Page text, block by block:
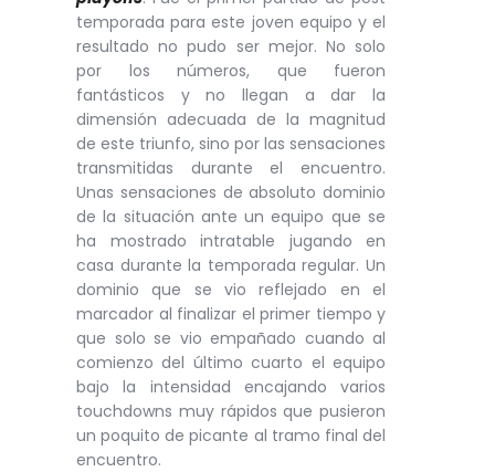
temporada para este joven equipo y el
resultado no pudo ser mejor. No solo
por los números, que fueron
fantásticos y no llegan a dar la
dimensión adecuada de la magnitud
de este triunfo, sino por las sensaciones
transmitidas durante el encuentro.
Unas sensaciones de absoluto dominio
de la situación ante un equipo que se
ha mostrado intratable jugando en
casa durante la temporada regular. Un
dominio que se vio reflejado en el
marcador al finalizar el primer tiempo y
que solo se vio empañado cuando al
comienzo del último cuarto el equipo
bajo la intensidad encajando varios
touchdowns muy rápidos que pusieron
un poquito de picante al tramo final del
encuentro.